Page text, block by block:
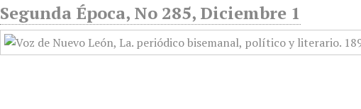
Segunda Época, No 285, Diciembre 1